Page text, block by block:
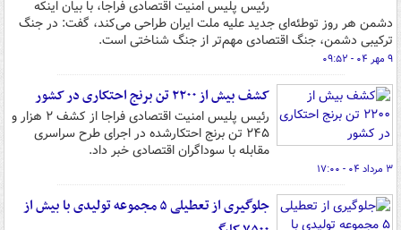
رئیس پلیس امنیت اقتصادی فراجا، با بیان اینکه
دشمن هر روز توطئه‌ای جدید علیه ملت ایران طراحی می‌کند، گفت: در جنگ
ترکیبی دشمن، جنگ اقتصادی مهم‌تر از جنگ شناختی است.
۹ مهر ۰۴ - ۰۹:۵۲
کشف بیش از ۲۲۰۰ تن برنج احتکاری در کشور
رئیس پلیس امنیت اقتصادی فراجا از کشف ۲ هزار و
۲۴۵ تن برنج احتکارشده در اجرای طرح سراسری
مقابله با سوداگران اقتصادی خبر داد.
۳ مرداد ۰۴ - ۱۷:۰۰
جلوگیری از تعطیلی ۵ مجموعه تولیدی با بیش از